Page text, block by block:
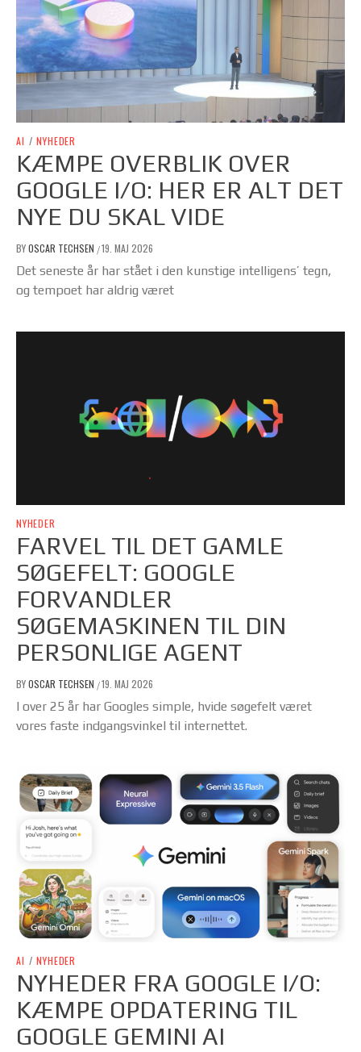
AI / NYHEDER
KÆMPE OVERBLIK OVER
GOOGLE I/O: HER ER ALT DET
NYE DU SKAL VIDE
BYOSCAR TECHSEN /19. MAJ 2026
Det seneste år har stået i den kunstige intelligens’ tegn,
og tempoet har aldrig været
NYHEDER
FARVEL TIL DET GAMLE
SØGEFELT: GOOGLE
FORVANDLER
SØGEMASKINEN TIL DIN
PERSONLIGE AGENT
BYOSCAR TECHSEN /19. MAJ 2026
I over 25 år har Googles simple, hvide søgefelt været
vores faste indgangsvinkel til internettet.
AI / NYHEDER
NYHEDER FRA GOOGLE I/O:
KÆMPE OPDATERING TIL
GOOGLE GEMINI AI